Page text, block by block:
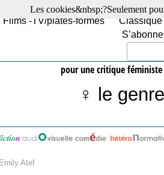
Films -TV/plates-formes Classique
pour une critique
♀ le
Atef
Les cookies&nbsp;?Seulement